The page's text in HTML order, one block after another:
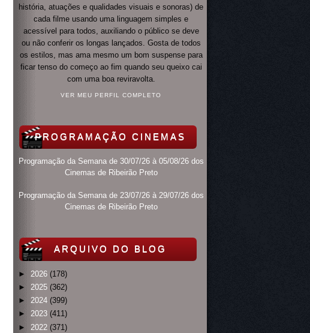
história, atuações e qualidades visuais e sonoras) de
cada filme usando uma linguagem simples e
acessível para todos, auxiliando o público se deve
ou não conferir os longas lançados. Gosta de todos
os estilos, mas ama mesmo um bom suspense para
ficar tenso do começo ao fim quando seu queixo cai
com uma boa reviravolta.
VER MEU PERFIL COMPLETO
PROGRAMAÇÃO CINEMAS
Programação da Semana de 30/07/26 à 05/08/26 dos
Cinemas de Ribeirão Preto
Programação da Semana de 23/07/26 à 29/07/26 dos
Cinemas de Ribeirão Preto
ARQUIVO DO BLOG
► 2026 (178)
► 2025 (362)
► 2024 (399)
► 2023 (411)
► 2022 (371)